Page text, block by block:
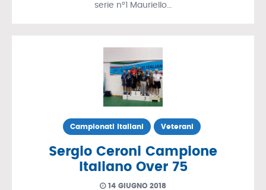
serie n°1 Mauriello…
Campionati Italiani Veterani
Sergio Ceroni Campione
Italiano Over 75
14 GIUGNO 2018